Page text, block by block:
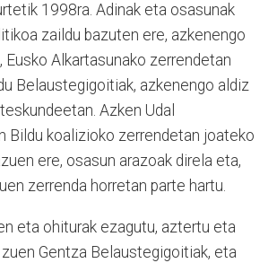
1998ra. Adinak eta osasunak
zaildu bazuten ere, azkenengo
Eusko Alkartasunako zerrendetan
Belaustegigoitiak, azkenengo aldiz
Azken Udal
Bildu koalizioko zerrendetan joateko
ere, osasun arazoak direla eta,
zerrenda horretan parte hartu.
eta ohiturak ezagutu, aztertu eta
Gentza Belaustegigoitiak, eta